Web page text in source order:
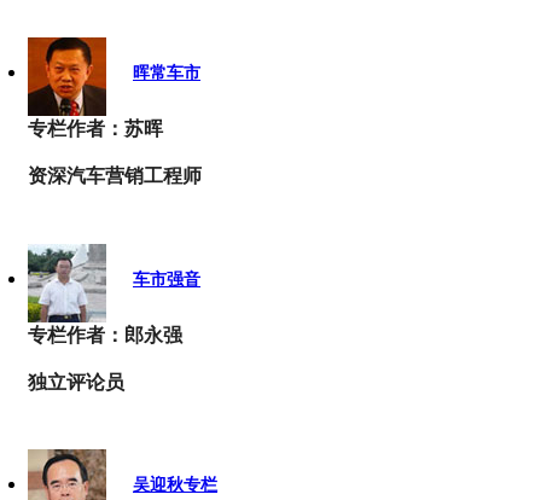
晖常车市
专栏作者：苏晖
资深汽车营销工程师
车市强音
专栏作者：郎永强
独立评论员
吴迎秋专栏